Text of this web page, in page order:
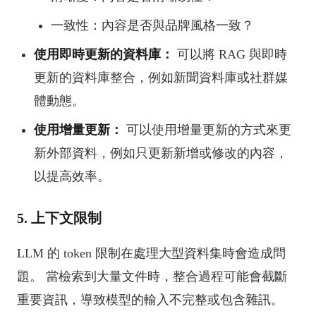
一致性：內容是否與品牌風格一致？
使用即時更新的資料庫： 可以將 RAG 與即時
更新的資料庫整合，例如新聞資料庫或社群媒
體動態。
使用增量更新： 可以使用增量更新的方式來更
新外部資料，例如只更新新增或修改的內容，
以提高效率。
5. 上下文限制
LLM 的 token 限制在處理大型資料集時會造成問
題。 當檢索到大量文件時，整合過程可能會截斷
重要資訊，導致模型的輸入不完整或包含雜訊。